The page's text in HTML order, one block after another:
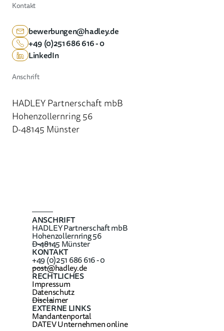
Kontakt
bewerbungen@hadley.de
+49 (0)251 686 616 - 0
LinkedIn
Anschrift
HADLEY Partnerschaft mbB
Hohenzollernring 56
D-48145 Münster
ANSCHRIFT
HADLEY Partnerschaft mbB
Hohenzollernring 56
D-48145 Münster
KONTAKT
+49 (0)251 686 616 - 0
post@hadley.de
RECHTLICHES
Impressum
Datenschutz
Disclaimer
EXTERNE LINKS
Mandantenportal
DATEV Unternehmen online